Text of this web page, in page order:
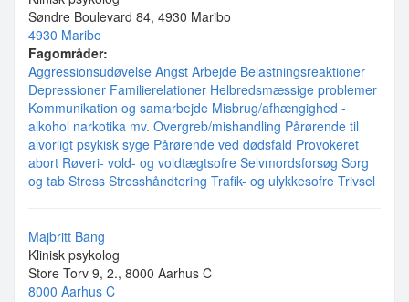
Søndre Boulevard 84, 4930 Maribo
4930 Maribo
Fagområder:
Aggressionsudøvelse Angst Arbejde Belastningsreaktioner
Depressioner Familierelationer Helbredsmæssige problemer
Kommunikation og samarbejde Misbrug/afhængighed -
alkohol narkotika mv. Overgreb/mishandling Pårørende til
alvorligt psykisk syge Pårørende ved dødsfald Provokeret
abort Røveri- vold- og voldtægtsofre Selvmordsforsøg Sorg
og tab Stress Stresshåndtering Trafik- og ulykkesofre Trivsel
Majbritt Bang
Klinisk psykolog
Store Torv 9, 2., 8000 Aarhus C
8000 Aarhus C